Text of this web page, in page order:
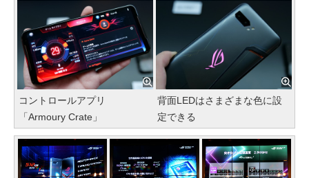
コントロールアプリ
「Armoury Crate」
背面LEDはさまざまな色に設
定できる